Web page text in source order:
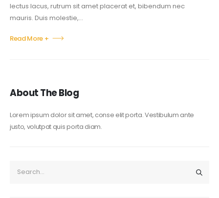
lectus lacus, rutrum sit amet placerat et, bibendum nec
mauris. Duis molestie,...
Read More +
About The Blog
Lorem ipsum dolor sit amet, conse elit porta. Vestibulum ante
justo, volutpat quis porta diam.